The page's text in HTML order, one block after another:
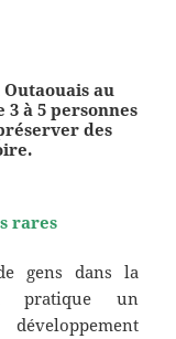
au
à 5 personnes
des
rares
gens dans la
pratique un